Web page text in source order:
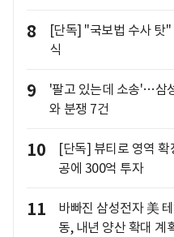
8
[단독] "국보법 수사 탓
식
9
'팔고 있는데 소송'…삼
와 분쟁 7건
10
[단독] 뷰티로 영역
공에 300억 투자
11
바빠진 삼성전자 美
동, 내년 양산 확대 계